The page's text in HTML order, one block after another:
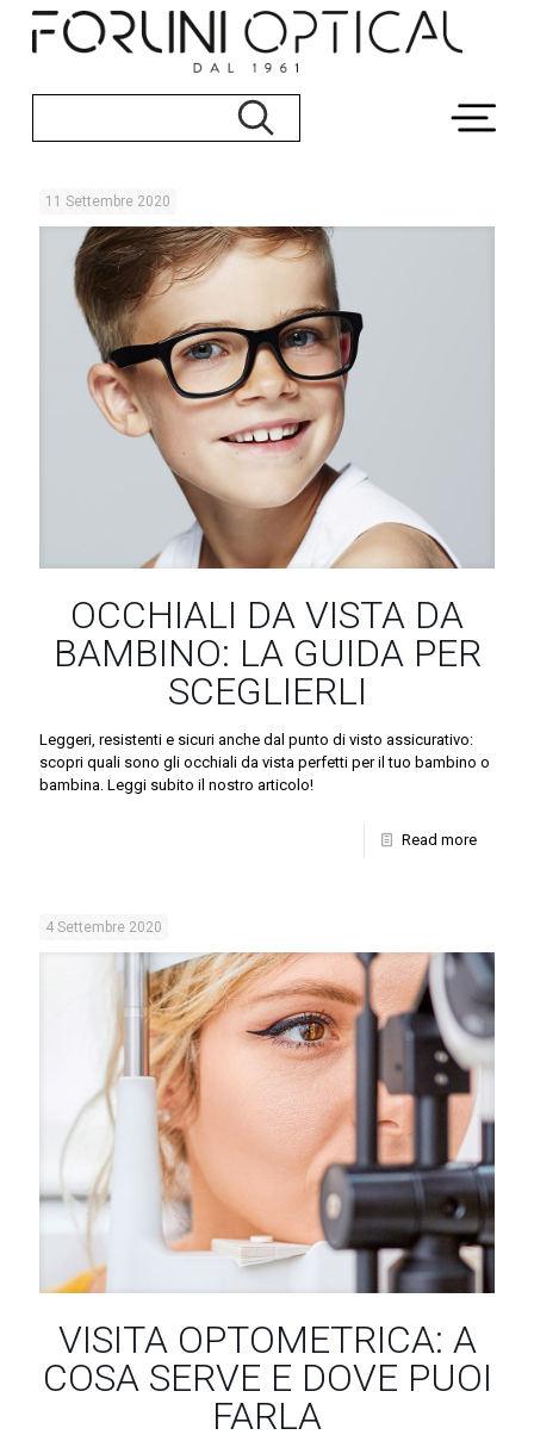
11 Settembre 2020
OCCHIALI DA VISTA DA
BAMBINO: LA GUIDA PER
SCEGLIERLI
Leggeri, resistenti e sicuri anche dal punto di visto assicurativo:
scopri quali sono gli occhiali da vista perfetti per il tuo bambino o
bambina. Leggi subito il nostro articolo!
Read more
4 Settembre 2020
VISITA OPTOMETRICA: A
COSA SERVE E DOVE PUOI
FARLA